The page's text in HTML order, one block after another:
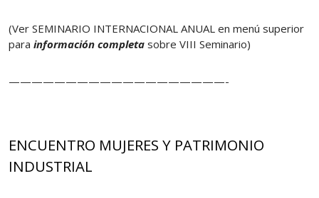
(Ver SEMINARIO INTERNACIONAL ANUAL en menú superior
para información completa sobre VIII Seminario)
———————————————————-
ENCUENTRO MUJERES Y PATRIMONIO
INDUSTRIAL